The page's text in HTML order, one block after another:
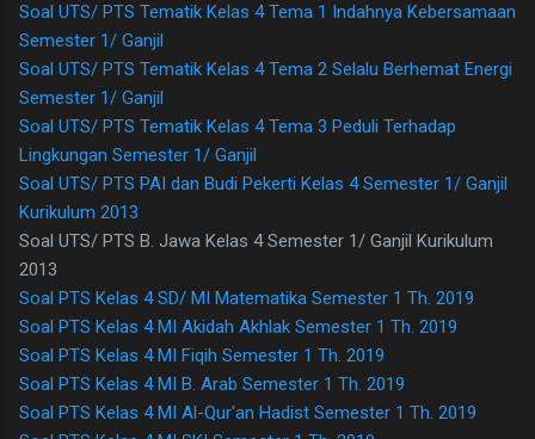
Soal UTS/ PTS Tematik Kelas 4 Tema 1 Indahnya Kebersamaan
Semester 1/ Ganjil
Soal UTS/ PTS Tematik Kelas 4 Tema 2 Selalu Berhemat Energi
Semester 1/ Ganjil
Soal UTS/ PTS Tematik Kelas 4 Tema 3 Peduli Terhadap
Lingkungan Semester 1/ Ganjil
Soal UTS/ PTS PAI dan Budi Pekerti Kelas 4 Semester 1/ Ganjil
Kurikulum 2013
Soal UTS/ PTS B. Jawa Kelas 4 Semester 1/ Ganjil Kurikulum
2013
Soal PTS Kelas 4 SD/ MI Matematika Semester 1 Th. 2019
Soal PTS Kelas 4 MI Akidah Akhlak Semester 1 Th. 2019
Soal PTS Kelas 4 MI Fiqih Semester 1 Th. 2019
Soal PTS Kelas 4 MI B. Arab Semester 1 Th. 2019
Soal PTS Kelas 4 MI Al-Qur'an Hadist Semester 1 Th. 2019